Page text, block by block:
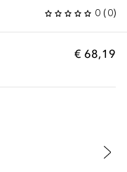
0 (0)
€ 68,19